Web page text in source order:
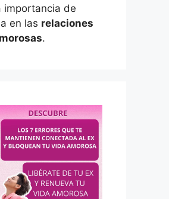
importancia de
en las relaciones
.